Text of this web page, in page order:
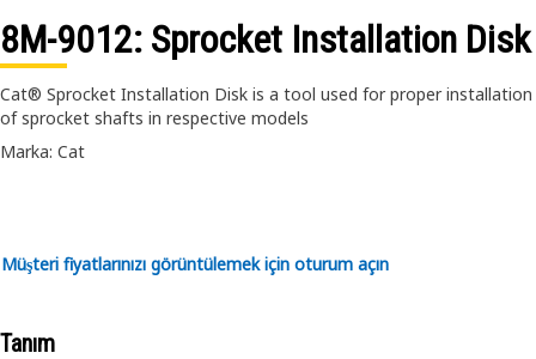
8M-9012: Sprocket Installation Disk
Cat® Sprocket Installation Disk is a tool used for proper installation
of sprocket shafts in respective models
Marka: Cat
Müşteri fiyatlarınızı görüntülemek için oturum açın
Tanım